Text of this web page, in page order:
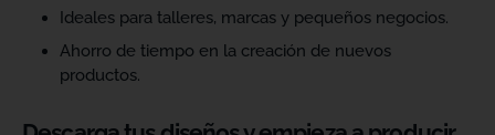
Ideales para talleres, marcas y pequeños negocios.
Ahorro de tiempo en la creación de nuevos
productos.